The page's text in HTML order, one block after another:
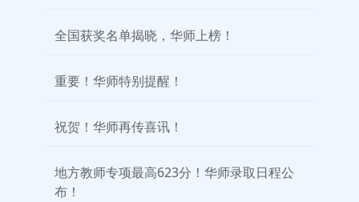
全国获奖名单揭晓，华师上榜！
重要！华师特别提醒！
祝贺！华师再传喜讯！
地方教师专项最高623分！华师录取日程公
布！